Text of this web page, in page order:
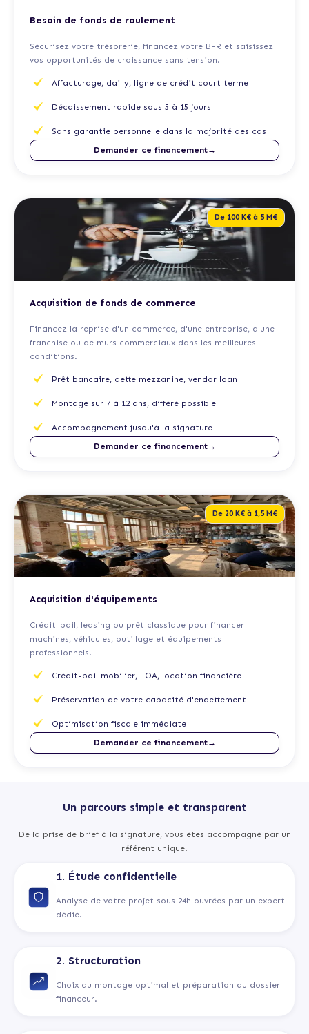
Besoin de fonds de roulement
Sécurisez votre trésorerie, financez votre BFR et saisissez
vos opportunités de croissance sans tension.
Affacturage, dailly, ligne de crédit court terme
Décaissement rapide sous 5 à 15 jours
Sans garantie personnelle dans la majorité des cas
Demander ce financement→
De 100 K€ à 5 M€
Acquisition de fonds de commerce
Financez la reprise d'un commerce, d'une entreprise, d'une
franchise ou de murs commerciaux dans les meilleures
conditions.
Prêt bancaire, dette mezzanine, vendor loan
Montage sur 7 à 12 ans, différé possible
Accompagnement jusqu'à la signature
Demander ce financement→
De 20 K€ à 1,5 M€
Acquisition d'équipements
Crédit-bail, leasing ou prêt classique pour financer
machines, véhicules, outillage et équipements
professionnels.
Crédit-bail mobilier, LOA, location financière
Préservation de votre capacité d'endettement
Optimisation fiscale immédiate
Demander ce financement→
Un parcours simple et transparent
De la prise de brief à la signature, vous êtes accompagné par un
référent unique.
1. Étude confidentielle
Analyse de votre projet sous 24h ouvrées par un expert
dédié.
2. Structuration
Choix du montage optimal et préparation du dossier
financeur.